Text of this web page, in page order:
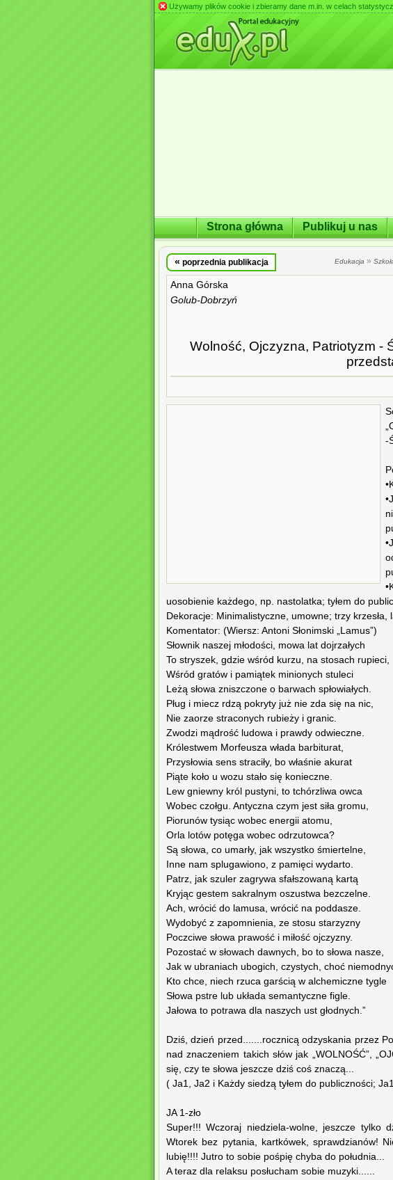
Używamy plików cookie i zbieramy dane m.in. w celach
Strona główna Publikuj u nas
« poprzednia publikacja Edukacja »
Anna Górska
Golub-Dobrzyń
Wolność, Ojczyzna, Patriotyzm -
-
uosobienie każdego, np. nastolatka; tyłem do
Dekoracje: Minimalistyczne, umowne; trzy
Komentator: (Wiersz: Antoni Słonimski „Lamus”)
Słownik naszej młodości, mowa lat dojrzałych
To stryszek, gdzie wśród kurzu, na stosach rupieci,
Wśród gratów i pamiątek minionych stuleci
Leżą słowa zniszczone o barwach spłowiałych.
Pług i miecz rdzą pokryty już nie zda się na nic,
Nie zaorze straconych rubieży i granic.
Zwodzi mądrość ludowa i prawdy odwieczne.
Królestwem Morfeusza włada barbiturat,
Przysłowia sens straciły, bo właśnie akurat
Piąte koło u wozu stało się konieczne.
Lew gniewny król pustyni, to tchórzliwa owca
Wobec czołgu. Antyczna czym jest siła gromu,
Piorunów tysiąc wobec energii atomu,
Orla lotów potęga wobec odrzutowca?
Są słowa, co umarły, jak wszystko śmiertelne,
Inne nam splugawiono, z pamięci wydarto.
Patrz, jak szuler zagrywa sfałszowaną kartą
Kryjąc gestem sakralnym oszustwa bezczelne.
Ach, wrócić do lamusa, wrócić na poddasze.
Wydobyć z zapomnienia, ze stosu starzyzny
Poczciwe słowa prawość i miłość ojczyzny.
Pozostać w słowach dawnych, bo to słowa nasze,
Jak w ubraniach ubogich, czystych, choć
Kto chce, niech rzuca garścią w alchemiczne tygle
Słowa pstre lub układa semantyczne figle.
Jałowa to potrawa dla naszych ust głodnych.”
Dziś, dzień przed.......rocznicą odzyskania przez
nad znaczeniem takich słów jak „WOLNOŚĆ”,
się, czy te słowa jeszcze dziś coś znaczą...
( Ja1, Ja2 i Każdy siedzą tyłem do publiczności;
JA 1-zło
Super!!! Wczoraj niedziela-wolne, jeszcze tylko
Wtorek bez pytania, kartkówek, sprawdzianów!
lubię!!!! Jutro to sobie pośpię chyba do południa...
A teraz dla relaksu posłucham sobie muzyki......